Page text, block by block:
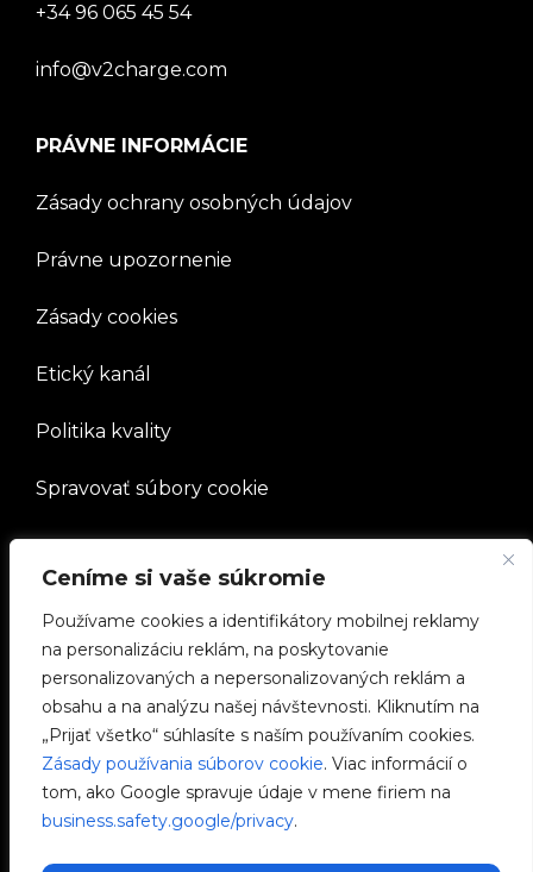
Ceníme si vaše súkromie
Používame cookies a identifikátory mobilnej reklamy
na personalizáciu reklám, na poskytovanie
personalizovaných a nepersonalizovaných reklám a
obsahu a na analýzu našej návštevnosti. Kliknutím na
„Prijať všetko“ súhlasíte s naším používaním cookies.
Zásady používania súborov cookie. Viac informácií o
tom, ako Google spravuje údaje v mene firiem na
business.safety.google/privacy.
+34 96 065 45 54
info@v2charge.com
PRÁVNE INFORMÁCIE
Zásady ochrany osobných údajov
Právne upozornenie
Zásady cookies
Etický kanál
Politika kvality
Spravovať súbory cookie
SPOLOČNOSŤ
Pracovať s nami
e-Chargers
V2C Power
V2C Cloud